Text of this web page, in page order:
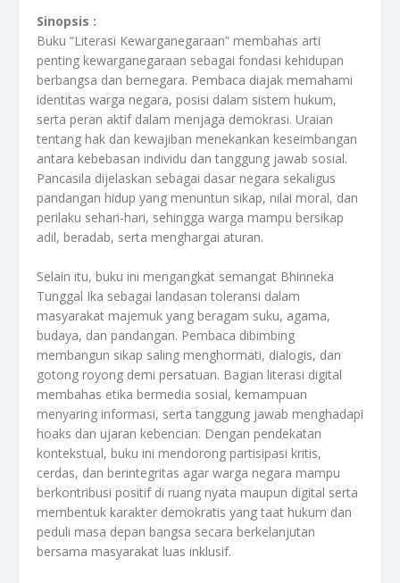
Sinopsis :
Buku “Literasi Kewarganegaraan” membahas arti
penting kewarganegaraan sebagai fondasi kehidupan
berbangsa dan bernegara. Pembaca diajak memahami
identitas warga negara, posisi dalam sistem hukum,
serta peran aktif dalam menjaga demokrasi. Uraian
tentang hak dan kewajiban menekankan keseimbangan
antara kebebasan individu dan tanggung jawab sosial.
Pancasila dijelaskan sebagai dasar negara sekaligus
pandangan hidup yang menuntun sikap, nilai moral, dan
perilaku sehari-hari, sehingga warga mampu bersikap
adil, beradab, serta menghargai aturan.
Selain itu, buku ini mengangkat semangat Bhinneka
Tunggal Ika sebagai landasan toleransi dalam
masyarakat majemuk yang beragam suku, agama,
budaya, dan pandangan. Pembaca dibimbing
membangun sikap saling menghormati, dialogis, dan
gotong royong demi persatuan. Bagian literasi digital
membahas etika bermedia sosial, kemampuan
menyaring informasi, serta tanggung jawab menghadapi
hoaks dan ujaran kebencian. Dengan pendekatan
kontekstual, buku ini mendorong partisipasi kritis,
cerdas, dan berintegritas agar warga negara mampu
berkontribusi positif di ruang nyata maupun digital serta
membentuk karakter demokratis yang taat hukum dan
peduli masa depan bangsa secara berkelanjutan
bersama masyarakat luas inklusif.